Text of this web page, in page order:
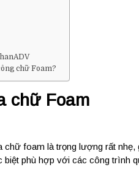
chữ Foam?
chữ Foam
foam là trọng lượng rất nhẹ,
phù hợp với các công trình